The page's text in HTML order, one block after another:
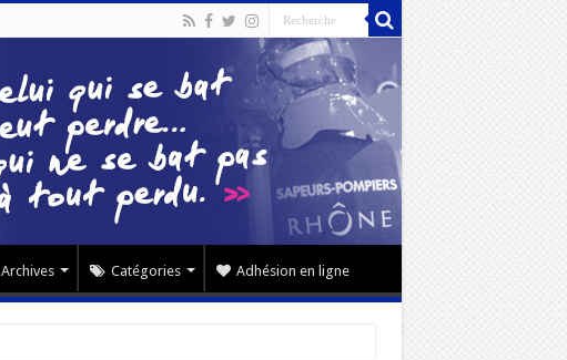
Archives Catégories Adhésion en ligne